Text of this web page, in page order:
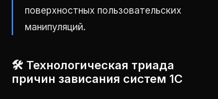
поверхностных пользовательских
манипуляций.
🛠 Технологическая триада
причин зависания систем 1С